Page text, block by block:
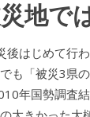
地で
後はじめて行
も「被災3県
年国勢調査